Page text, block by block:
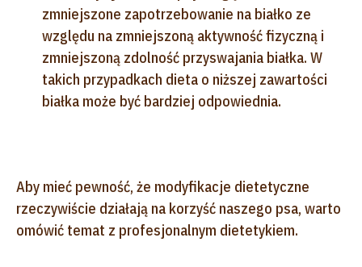
zmniejszone zapotrzebowanie na białko ze
względu na zmniejszoną aktywność fizyczną i
zmniejszoną zdolność przyswajania białka. W
takich przypadkach dieta o niższej zawartości
białka może być bardziej odpowiednia.
Aby mieć pewność, że modyfikacje dietetyczne
rzeczywiście działają na korzyść naszego psa, warto
omówić temat z profesjonalnym dietetykiem.